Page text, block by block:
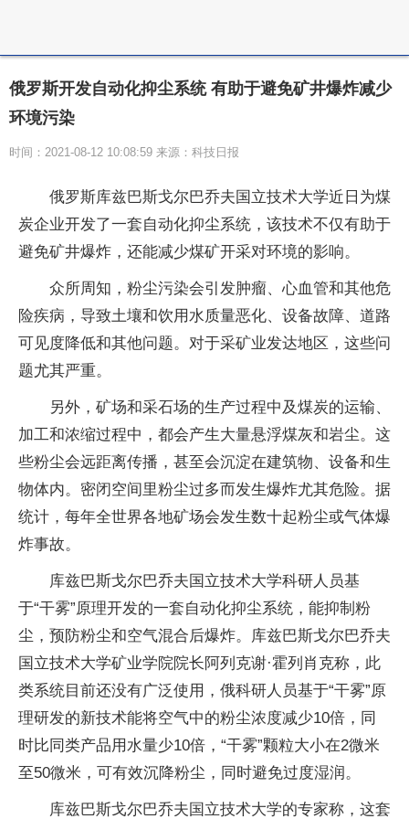
俄罗斯开发自动化抑尘系统 有助于避免矿井爆炸减少
环境污染
时间：2021-08-12 10:08:59 来源：科技日报
俄罗斯库兹巴斯戈尔巴乔夫国立技术大学近日为煤
炭企业开发了一套自动化抑尘系统，该技术不仅有助于
避免矿井爆炸，还能减少煤矿开采对环境的影响。
众所周知，粉尘污染会引发肿瘤、心血管和其他危
险疾病，导致土壤和饮用水质量恶化、设备故障、道路
可见度降低和其他问题。对于采矿业发达地区，这些问
题尤其严重。
另外，矿场和采石场的生产过程中及煤炭的运输、
加工和浓缩过程中，都会产生大量悬浮煤灰和岩尘。这
些粉尘会远距离传播，甚至会沉淀在建筑物、设备和生
物体内。密闭空间里粉尘过多而发生爆炸尤其危险。据
统计，每年全世界各地矿场会发生数十起粉尘或气体爆
炸事故。
库兹巴斯戈尔巴乔夫国立技术大学科研人员基
于“干雾”原理开发的一套自动化抑尘系统，能抑制粉
尘，预防粉尘和空气混合后爆炸。库兹巴斯戈尔巴乔夫
国立技术大学矿业学院院长阿列克谢·霍列肖克称，此
类系统目前还没有广泛使用，俄科研人员基于“干雾”原
理研发的新技术能将空气中的粉尘浓度减少10倍，同
时比同类产品用水量少10倍，“干雾”颗粒大小在2微米
至50微米，可有效沉降粉尘，同时避免过度湿润。
库兹巴斯戈尔巴乔夫国立技术大学的专家称，这套